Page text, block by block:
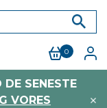
0
SENESTE
VORES